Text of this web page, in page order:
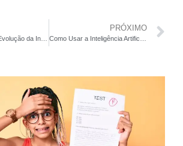
PRÓXIMO